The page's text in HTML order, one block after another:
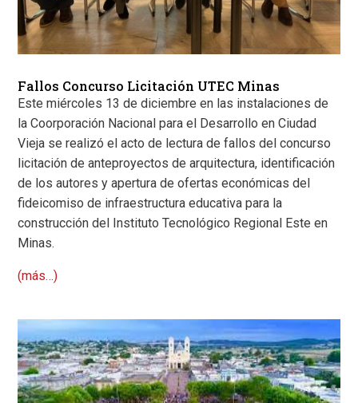
Fallos Concurso Licitación UTEC Minas
Este miércoles 13 de diciembre en las instalaciones de
la Coorporación Nacional para el Desarrollo en Ciudad
Vieja se realizó el acto de lectura de fallos del concurso
licitación de anteproyectos de arquitectura, identificación
de los autores y apertura de ofertas económicas del
fideicomiso de infraestructura educativapara la
construcción del Instituto Tecnológico Regional Este en
Minas.
(más…)